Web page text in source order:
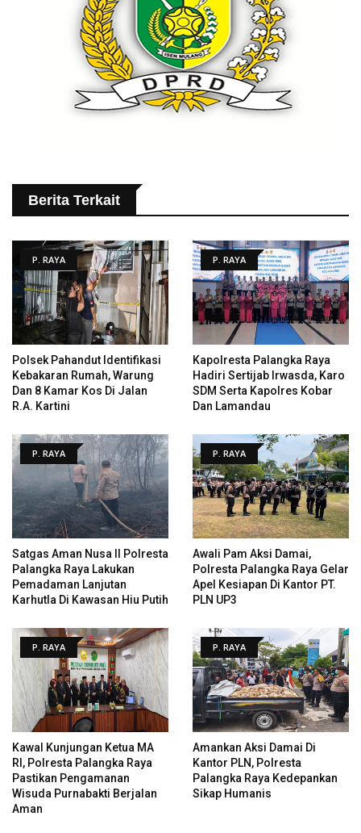
Berita Terkait
P. RAYA
Polsek Pahandut Identifikasi
Kebakaran Rumah, Warung
Dan 8 Kamar Kos Di Jalan
R.A. Kartini
P. RAYA
Kapolresta Palangka Raya
Hadiri Sertijab Irwasda, Karo
SDM Serta Kapolres Kobar
Dan Lamandau
P. RAYA
Satgas Aman Nusa II Polresta
Palangka Raya Lakukan
Pemadaman Lanjutan
Karhutla Di Kawasan Hiu Putih
P. RAYA
Awali Pam Aksi Damai,
Polresta Palangka Raya Gelar
Apel Kesiapan Di Kantor PT.
PLN UP3
P. RAYA
Kawal Kunjungan Ketua MA
RI, Polresta Palangka Raya
Pastikan Pengamanan
Wisuda Purnabakti Berjalan
Aman
P. RAYA
Amankan Aksi Damai Di
Kantor PLN, Polresta
Palangka Raya Kedepankan
Sikap Humanis